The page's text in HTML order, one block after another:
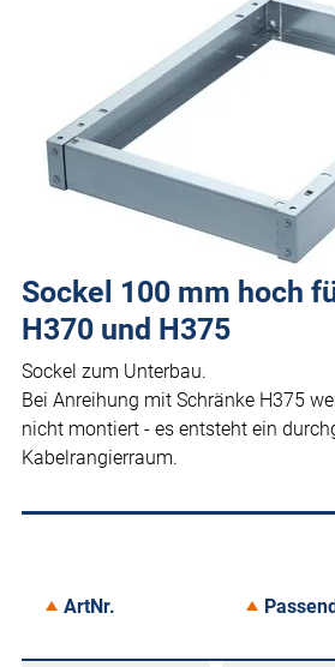
Sockel 100 mm hoch
H370 und H375
Sockel zum Unterbau.
Bei Anreihung mit Schränke H375
nicht montiert - es entsteht ein
Kabelrangierraum.
ArtNr.